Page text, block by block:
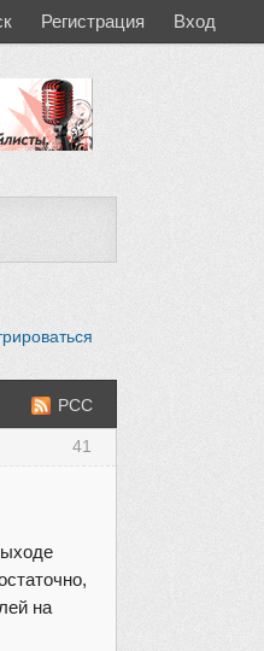
Регистрация Вход
РСС
41
на